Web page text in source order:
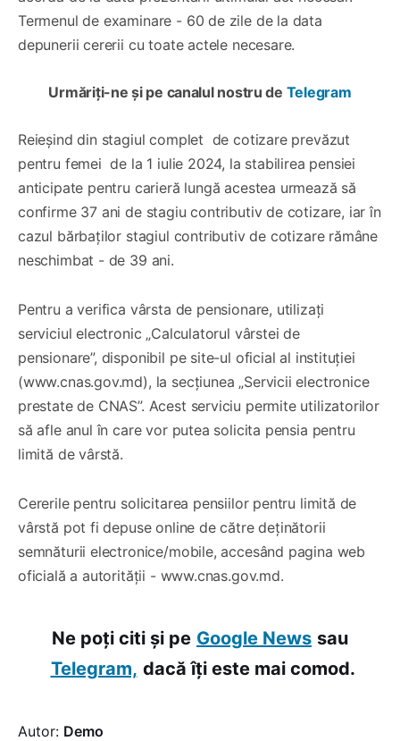
Termenul de examinare - 60 de zile de la data
depunerii cererii cu toate actele necesare.
Urmăriți-ne și pe canalul nostru de Telegram
Reieșind din stagiul complet de cotizare prevăzut
pentru femei de la 1 iulie 2024, la stabilirea pensiei
anticipate pentru carieră lungă acestea urmează să
confirme 37 ani de stagiu contributiv de cotizare, iar în
cazul bărbaților stagiul contributiv de cotizare rămâne
neschimbat - de 39 ani.
Pentru a verifica vârsta de pensionare, utilizați
serviciul electronic „Calculatorul vârstei de
pensionare”, disponibil pe site-ul oficial al instituției
(www.cnas.gov.md), la secțiunea „Servicii electronice
prestate de CNAS”. Acest serviciu permite utilizatorilor
să afle anul în care vor putea solicita pensia pentru
limită de vârstă.
Cererile pentru solicitarea pensiilor pentru limită de
vârstă pot fi depuse online de către deținătorii
semnăturii electronice/mobile, accesând pagina web
oficială a autorității - www.cnas.gov.md.
Ne poți citi și pe Google News sau
Telegram, dacă îți este mai comod.
Autor: Demo